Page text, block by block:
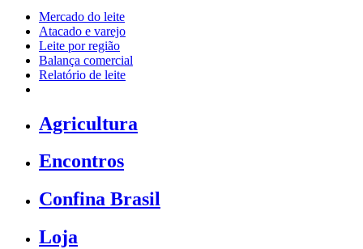
Mercado do leite
Atacado e varejo
Leite por região
Balança comercial
Relatório de leite
Agricultura
Encontros
Confina Brasil
Loja